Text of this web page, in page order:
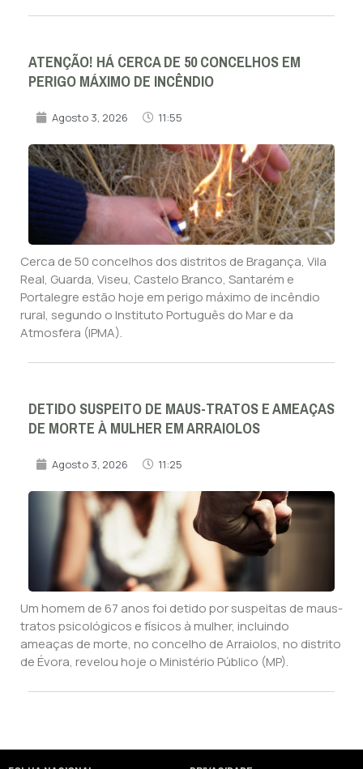
ATENÇÃO! HÁ CERCA DE 50 CONCELHOS EM
PERIGO MÁXIMO DE INCÊNDIO
Agosto 3, 2026 11:55
Cerca de 50 concelhos dos distritos de Bragança, Vila
Real, Guarda, Viseu, Castelo Branco, Santarém e
Portalegre estão hoje em perigo máximo de incêndio
rural, segundo o Instituto Português do Mar e da
Atmosfera (IPMA).
DETIDO SUSPEITO DE MAUS-TRATOS E AMEAÇAS
DE MORTE À MULHER EM ARRAIOLOS
Agosto 3, 2026 11:25
Um homem de 67 anos foi detido por suspeitas de maus-
tratos psicológicos e físicos à mulher, incluindo
ameaças de morte, no concelho de Arraiolos, no distrito
de Évora, revelou hoje o Ministério Público (MP).